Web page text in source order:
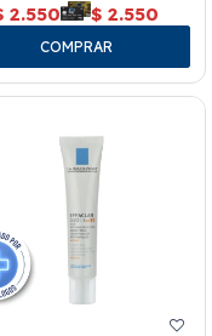
2.550 $ 2.550